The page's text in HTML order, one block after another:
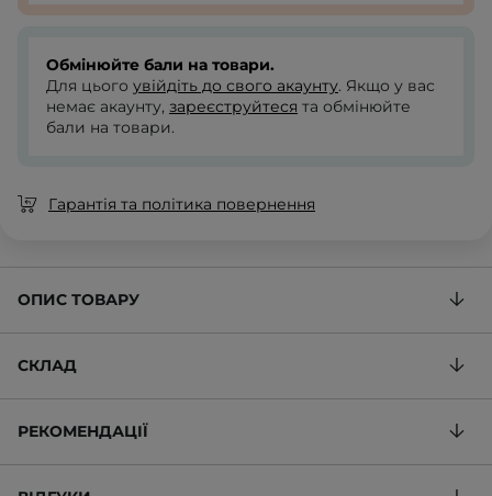
Обмінюйте бали на товари.
Для цього увійдіть до свого акаунту. Якщо у вас
немає акаунту, зареєструйтеся та обмінюйте
бали на товари.
Гарантія та політика повернення
ОПИС ТОВАРУ
СКЛАД
РЕКОМЕНДАЦІЇ